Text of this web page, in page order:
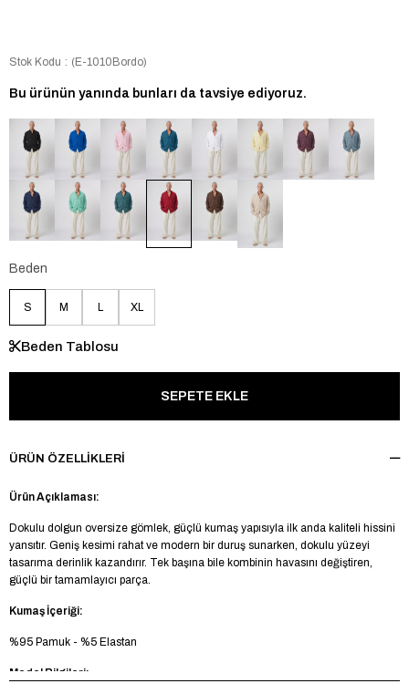
Stok Kodu (E-1010Bordo)
Bu ürünün yanında bunları da tavsiye ediyoruz.
Beden
S M L XL
Beden Tablosu
ÜRÜN ÖZELLIKLERI
Ürün Açıklaması:
Dokulu dolgun oversize gömlek, güçlü kumaş yapısıyla ilk anda kaliteli hissini
yansıtır. Geniş kesimi rahat ve modern bir duruş sunarken, dokulu yüzeyi
tasarıma derinlik kazandırır. Tek başına bile kombinin havasını değiştiren,
güçlü bir tamamlayıcı parça.
Kumaş İçeriği:
%95 Pamuk - %5 Elastan
Model Bilgileri: